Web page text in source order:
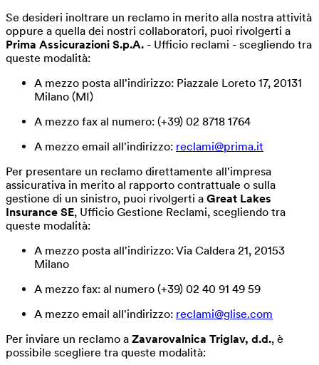
Se desideri inoltrare un reclamo in merito alla nostra attività
oppure a quella dei nostri collaboratori, puoi rivolgerti a
Prima Assicurazioni S.p.A. - Ufficio reclami - scegliendo tra
queste modalità:
A mezzo posta all'indirizzo: Piazzale Loreto 17, 20131
Milano (MI)
A mezzo fax al numero: (+39) 02 8718 1764
A mezzo email all'indirizzo: reclami@prima.it
Per presentare un reclamo direttamente all'impresa
assicurativa in merito al rapporto contrattuale o sulla
gestione di un sinistro, puoi rivolgerti a Great Lakes
Insurance SE, Ufficio Gestione Reclami, scegliendo tra
queste modalità:
A mezzo posta all'indirizzo: Via Caldera 21, 20153
Milano
A mezzo fax: al numero (+39) 02 40 91 49 59
A mezzo email all'indirizzo: reclami@glise.com
Per inviare un reclamo a Zavarovalnica Triglav, d.d., è
possibile scegliere tra queste modalità: